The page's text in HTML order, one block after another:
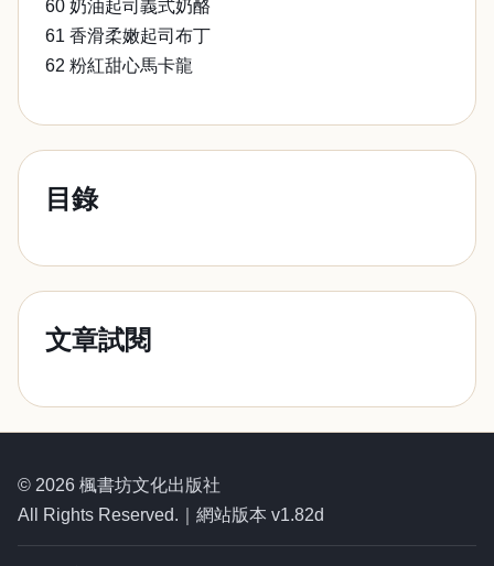
60 奶油起司義式奶酪
61 香滑柔嫩起司布丁
62 粉紅甜心馬卡龍
目錄
文章試閱
© 2026 楓書坊文化出版社
All Rights Reserved.｜網站版本 v1.82d